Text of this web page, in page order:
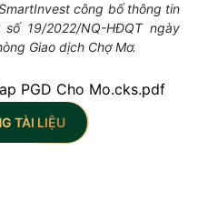
công bố thông tin
19/2022/NQ-HĐQT ngày
Giao dịch Chợ Mơ.
PGD Cho Mo.cks.pdf
TÀI LIỆU